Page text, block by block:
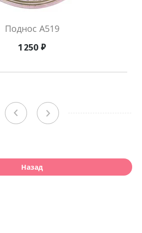
Поднос A519
1 250 ₽
Назад